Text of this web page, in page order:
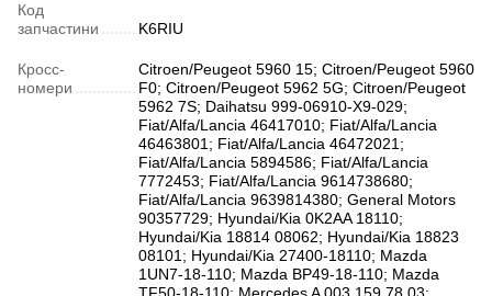
Код
запчастини
K6RIU
Кросс-
номери
Citroen/Peugeot 5960 15; Citroen/Peugeot 5960
F0; Citroen/Peugeot 5962 5G; Citroen/Peugeot
5962 7S; Daihatsu 999-06910-X9-029;
Fiat/Alfa/Lancia 46417010; Fiat/Alfa/Lancia
46463801; Fiat/Alfa/Lancia 46472021;
Fiat/Alfa/Lancia 5894586; Fiat/Alfa/Lancia
7772453; Fiat/Alfa/Lancia 9614738680;
Fiat/Alfa/Lancia 9639814380; General Motors
90357729; Hyundai/Kia 0K2AA 18110;
Hyundai/Kia 18814 08062; Hyundai/Kia 18823
08101; Hyundai/Kia 27400-18110; Mazda
1UN7-18-110; Mazda BP49-18-110; Mazda